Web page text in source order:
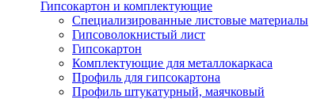
Гипсокартон и комплектующие
Специализированные листовые материалы
Гипсоволокнистый лист
Гипсокартон
Комплектующие для металлокаркаса
Профиль для гипсокартона
Профиль штукатурный, маячковый